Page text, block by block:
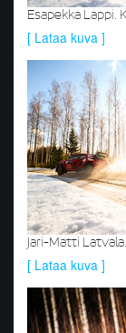
Esapekka Lappi.
[ Lataa kuva ]
Jari-Matti
[ Lataa kuva ]